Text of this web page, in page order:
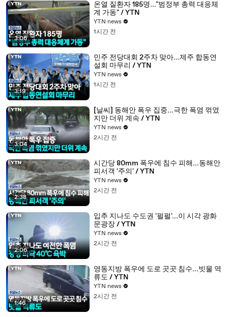
3:06
온열 질환자 185명..."범정부 총력 대응체
계 가동" / YTN
YTN news
1시간 전
3:19
민주 전당대회 2주차 맞아...제주 합동연
설회 마무리 / YTN
YTN news
1시간 전
3:04
[날씨] 동해안 폭우 집중...극한 폭염 꺾였
지만 더위 계속 / YTN
YTN news
2시간 전
2:38
시간당 80mm 폭우에 침수 피해...동해안
피서객 '주의' / YTN
YTN news
2시간 전
2:06
입추 지나도 수도권 '펄펄'...이 시각 광화
문광장 / YTN
YTN news
2시간 전
1:46
영동지방 폭우에 도로 곳곳 침수...빗물 역
류도 / YTN
YTN news
2시간 전